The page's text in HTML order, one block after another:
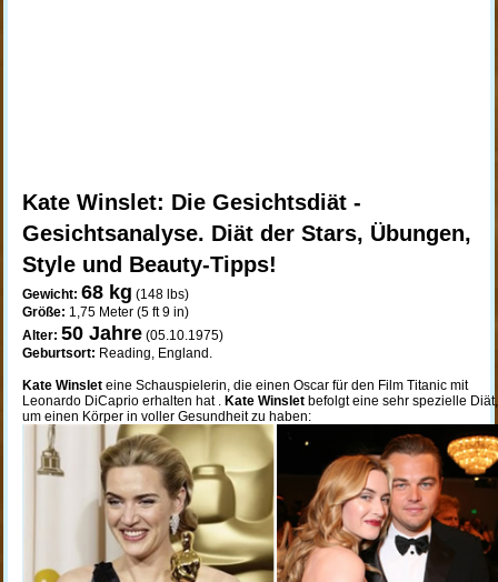
Kate Winslet: Die Gesichtsdiät -
Gesichtsanalyse. Diät der Stars, Übungen,
Style und Beauty-Tipps!
Gewicht: 68 kg (148 lbs)
Größe: 1,75 Meter (5 ft 9 in)
Alter: 50Jahre(05.10.1975)
Geburtsort: Reading, England.
Kate Winslet eine Schauspielerin, die einen Oscar für den Film Titanic mit
Leonardo DiCaprio erhalten hat . Kate Winsletbefolgt eine sehr spezielle Diät,
um einen Körper in voller Gesundheit zu haben: